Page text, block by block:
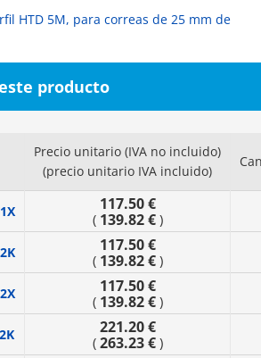
HTD 5M, para correas de 25 mm de
producto
Precio unitario (IVA no incluido)
(precio unitario IVA incluido)
117.50 €
( 139.82 €)
117.50 €
( 139.82 €)
117.50 €
( 139.82 €)
221.20 €
( 263.23 €)